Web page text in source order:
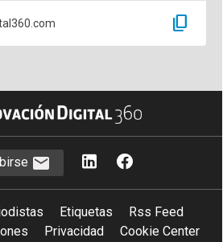
content_copy
Etiquetas
Rss Feed
Privacidad Cookie Center